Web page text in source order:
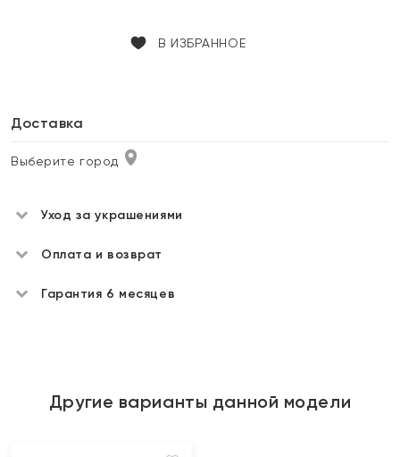
В ИЗБРАННОЕ
Доставка
Выберите город
Уход за украшениями
Оплата и возврат
Гарантия 6 месяцев
Другие варианты данной модели